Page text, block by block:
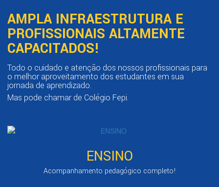
AMPLA INFRAESTRUTURA E
PROFISSIONAIS ALTAMENTE
CAPACITADOS!
Todo o cuidado e atenção dos nossos profissionais para
o melhor aproveitamento dos estudantes em sua
jornada de aprendizado.
Mas pode chamar de Colégio Fepi.
ENSINO
Acompanhamento pedagógico completo!